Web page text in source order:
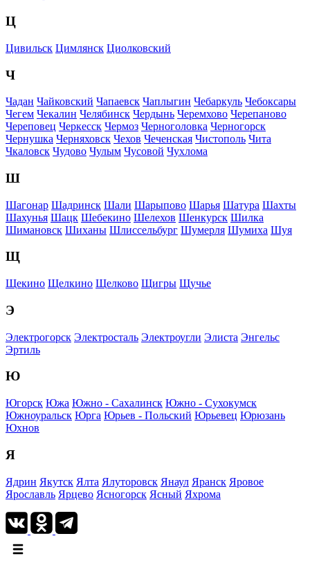
Ц
Цивильск Цимлянск Циолковский
Ч
Чадан Чайковский Чапаевск Чаплыгин Чебаркуль Чебоксары
Чегем Чекалин Челябинск Чердынь Черемхово Черепаново
Череповец Черкесск Чермоз Черноголовка Черногорск
Чернушка Черняховск Чехов Чеченская Чистополь Чита
Чкаловск Чудово Чулым Чусовой Чухлома
Ш
Шагонар Шадринск Шали Шарыпово Шарья Шатура Шахты
Шахунья Шацк Шебекино Шелехов Шенкурск Шилка
Шимановск Шиханы Шлиссельбург Шумерля Шумиха Шуя
Щ
Щекино Щелкино Щелково Щигры Щучье
Э
Электрогорск Электросталь Электроугли Элиста Энгельс
Эртиль
Ю
Югорск Южа Южно - Сахалинск Южно - Сухокумск
Южноуральск Юрга Юрьев - Польский Юрьевец Юрюзань
Юхнов
Я
Ядрин Якутск Ялта Ялуторовск Янаул Яранск Яровое
Ярославль Ярцево Ясногорск Ясный Яхрома